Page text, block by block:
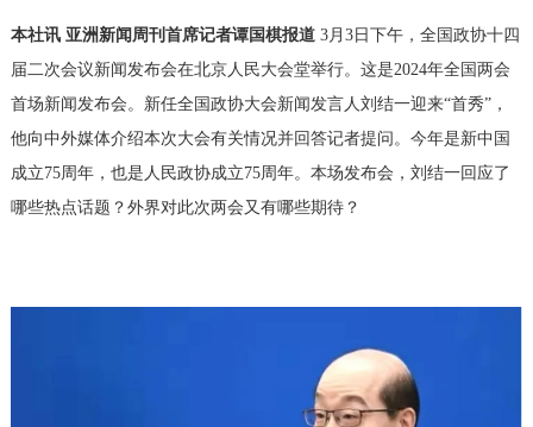
本社讯 亚洲新闻周刊首席记者谭国棋报道 3月3日下午，全国政协十四
届二次会议新闻发布会在北京人民大会堂举行。这是2024年全国两会
首场新闻发布会。新任全国政协大会新闻发言人刘结一迎来“首秀”，
他向中外媒体介绍本次大会有关情况并回答记者提问。今年是新中国
成立75周年，也是人民政协成立75周年。本场发布会，刘结一回应了
哪些热点话题？外界对此次两会又有哪些期待？